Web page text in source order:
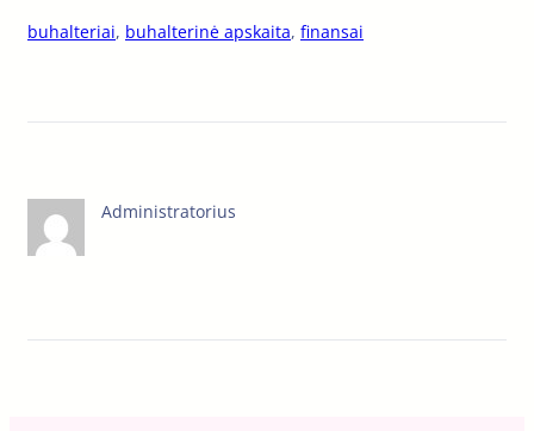
buhalteriai, buhalterinė apskaita, finansai
Administratorius